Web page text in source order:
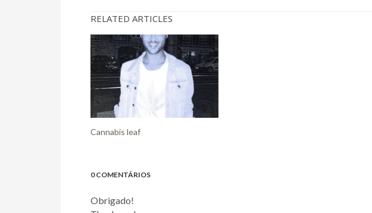
RELATED ARTICLES
Cannabis leaf
0 COMENTÁRIOS
Obrigado!